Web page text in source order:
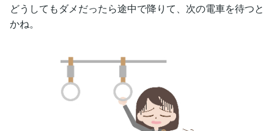
どうしてもダメだったら途中で降りて、次の電車を待つと
かね。